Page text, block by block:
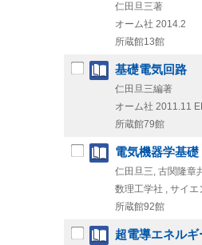
仁田旦三著
オーム社 2014.2
所蔵館13館
基礎電気回路
仁田旦三編著
オーム社 2011.11
所蔵館79館
電気機器学基礎
仁田旦三, 古関隆章
数理工学社 , サイエ
所蔵館92館
超電導エネルギ